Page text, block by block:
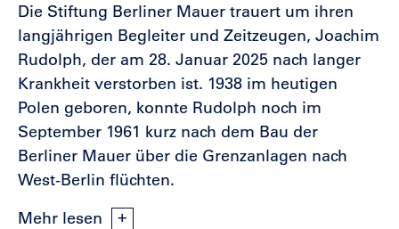
Die Stiftung Berliner Mauer trauert um ihren
langjährigen Begleiter und Zeitzeugen, Joachim
Rudolph, der am 28. Januar 2025 nach langer
Krankheit verstorben ist. 1938 im heutigen
Polen geboren, konnte Rudolph noch im
September 1961 kurz nach dem Bau der
Berliner Mauer über die Grenzanlagen nach
West-Berlin flüchten.
Mehr lesen